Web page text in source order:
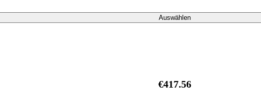
Auswählen
€417.56